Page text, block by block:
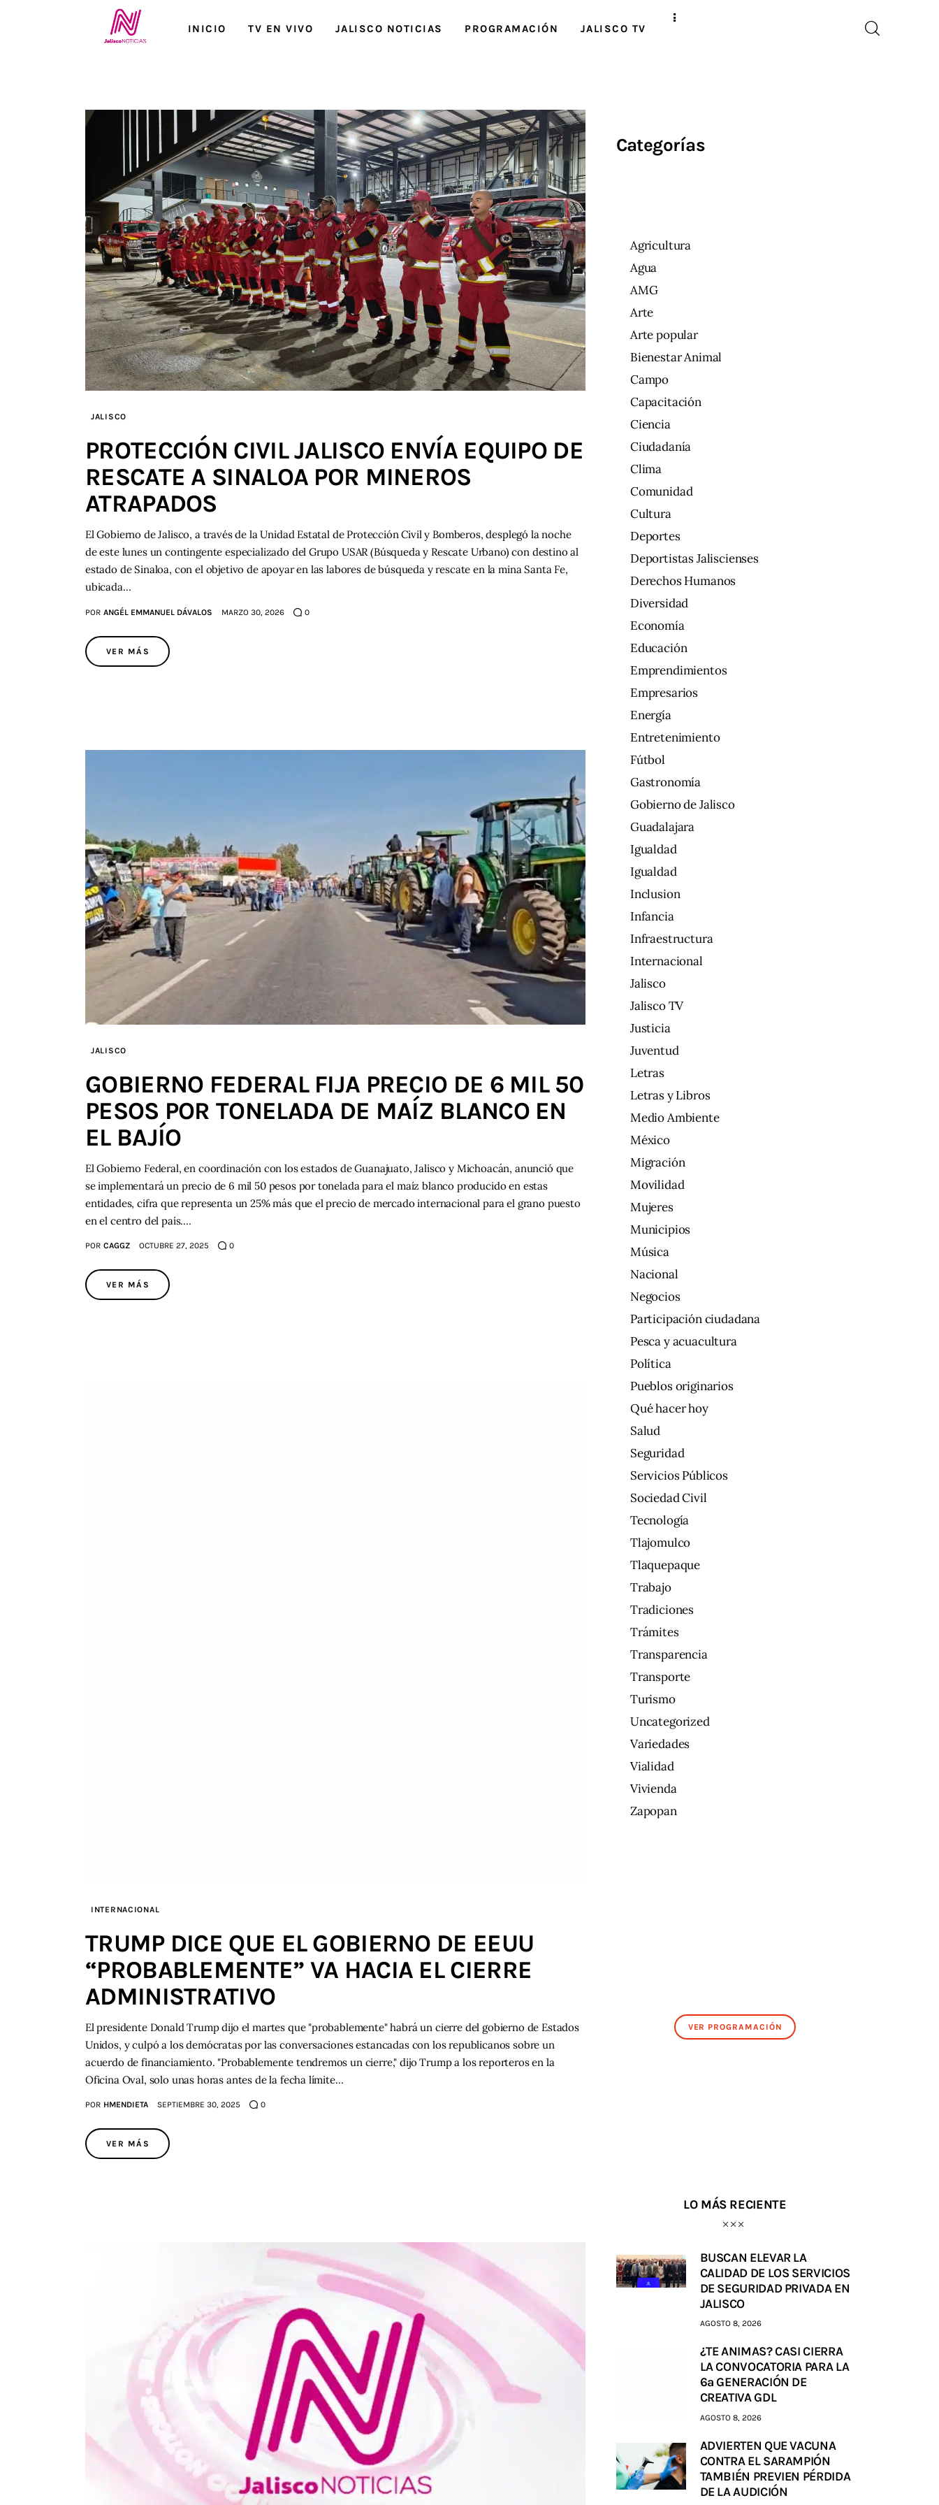
INICIO TV EN VIVO JALISCO NOTICIAS PROGRAMACIÓN JALISCO TV
Jalisco RADIO / En Vivo
JALISCO
PROTECCIÓN CIVIL JALISCO ENVÍA EQUIPO DE
RESCATE A SINALOA POR MINEROS
ATRAPADOS
El Gobierno de Jalisco, a través de la Unidad Estatal de Protección Civil y Bomberos, desplegó la noche
de este lunes un contingente especializado del Grupo USAR (Búsqueda y Rescate Urbano) con destino al
estado de Sinaloa, con el objetivo de apoyar en las labores de búsqueda y rescate en la mina Santa Fe,
ubicada…
POR ANGÉL EMMANUEL DÁVALOS MARZO 30, 2026 0
VER MÁS
JALISCO
GOBIERNO FEDERAL FIJA PRECIO DE 6 MIL 50
PESOS POR TONELADA DE MAÍZ BLANCO EN
EL BAJÍO
El Gobierno Federal, en coordinación con los estados de Guanajuato, Jalisco y Michoacán, anunció que
se implementará un precio de 6 mil 50 pesos por tonelada para el maíz blanco producido en estas
entidades, cifra que representa un 25% más que el precio de mercado internacional para el grano puesto
en el centro del país.…
POR CAGGZ OCTUBRE 27, 2025 0
VER MÁS
INTERNACIONAL
TRUMP DICE QUE EL GOBIERNO DE EEUU
“PROBABLEMENTE” VA HACIA EL CIERRE
ADMINISTRATIVO
El presidente Donald Trump dijo el martes que "probablemente" habrá un cierre del gobierno de Estados
Unidos, y culpó a los demócratas por las conversaciones estancadas con los republicanos sobre un
acuerdo de financiamiento. "Probablemente tendremos un cierre," dijo Trump a los reporteros en la
Oficina Oval, solo unas horas antes de la fecha límite…
POR HMENDIETA SEPTIEMBRE 30, 2025 0
VER MÁS
Categorías
Agricultura
Agua
AMG
Arte
Arte popular
Bienestar Animal
Campo
Capacitación
Ciencia
Ciudadanía
Clima
Comunidad
Cultura
Deportes
Deportistas Jaliscienses
Derechos Humanos
Diversidad
Economía
Educación
Emprendimientos
Empresarios
Energía
Entretenimiento
Fútbol
Gastronomía
Gobierno de Jalisco
Guadalajara
Igualdad
Igualdad
Inclusion
Infancia
Infraestructura
Internacional
Jalisco
Jalisco TV
Justicia
Juventud
Letras
Letras y Libros
Medio Ambiente
México
Migración
Movilidad
Mujeres
Municipios
Música
Nacional
Negocios
Participación ciudadana
Pesca y acuacultura
Política
Pueblos originarios
Qué hacer hoy
Salud
Seguridad
Servicios Públicos
Sociedad Civil
Tecnología
Tlajomulco
Tlaquepaque
Trabajo
Tradiciones
Trámites
Transparencia
Transporte
Turismo
Uncategorized
Variedades
Vialidad
Vivienda
Zapopan
VER PROGRAMACIÓN
LO MÁS RECIENTE
BUSCAN ELEVAR LA
CALIDAD DE LOS SERVICIOS
DE SEGURIDAD PRIVADA EN
JALISCO
AGOSTO 8, 2026
¿TE ANIMAS? CASI CIERRA
LA CONVOCATORIA PARA LA
6a GENERACIÓN DE
CREATIVA GDL
AGOSTO 8, 2026
ADVIERTEN QUE VACUNA
CONTRA EL SARAMPIÓN
TAMBIÉN PREVIEN PÉRDIDA
DE LA AUDICIÓN